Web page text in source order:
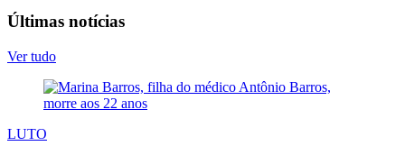
Últimas notícias
Ver tudo
LUTO